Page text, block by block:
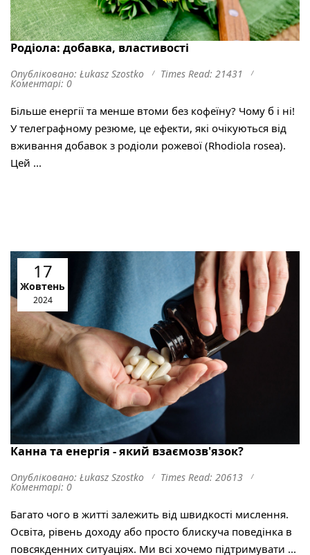
Родіола: добавка, властивості
Опубліковано: Łukasz Szostko
Times Read: 21431
Коментарі: 0
Більше енергії та менше втоми без кофеїну? Чому б і ні!
У телеграфному резюме, це ефекти, які очікуються від
вживання добавок з родіоли рожевої (Rhodiola rosea).
Цей ...
Канна та енергія - який взаємозв'язок?
17
Жовтень
2024
Опубліковано: Łukasz Szostko
Times Read: 20613
Коментарі: 0
Багато чого в житті залежить від швидкості мислення.
Освіта, рівень доходу або просто блискуча поведінка в
повсякденних ситуаціях. Ми всі хочемо підтримувати ...